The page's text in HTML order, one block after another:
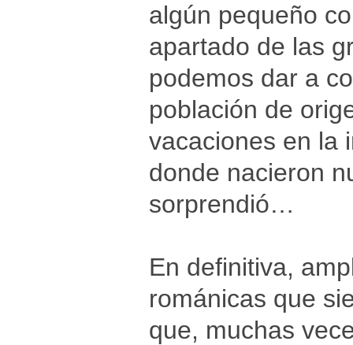
algún pequeño
apartado de las
podemos dar a
población de
vacaciones en la
donde nacieron
sorprendió…
En definitiva,
románicas que
que, muchas